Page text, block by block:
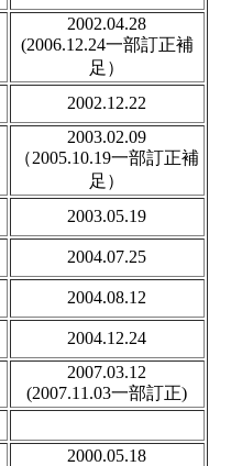
2002.04.28
(2006.12.24一部訂正補
足）
2002.12.22
2003.02.09
（2005.10.19一部訂正補
足）
2003.05.19
2004.07.25
2004.08.12
2004.12.24
2007.03.12
(2007.11.03一部訂正)
2000.05.18